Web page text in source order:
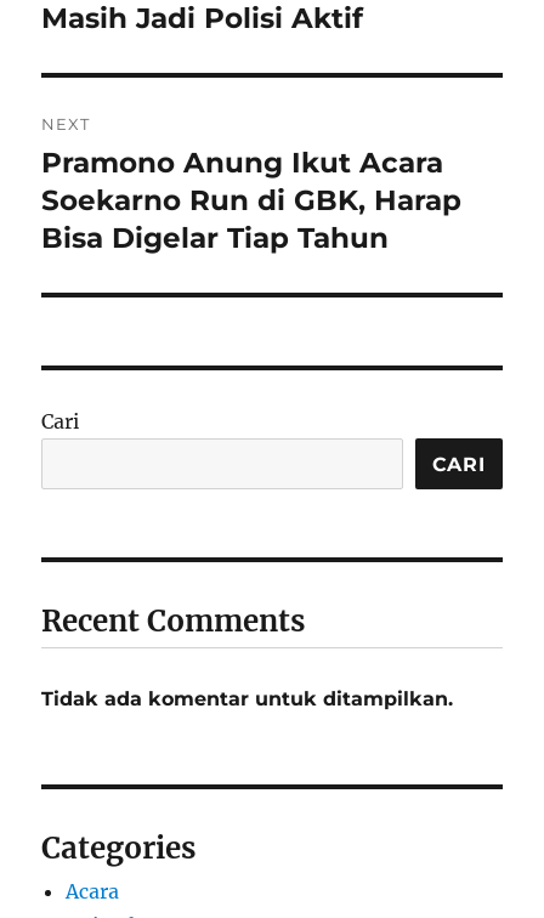
Masih Jadi Polisi Aktif
NEXT
Next
post:
Pramono Anung Ikut Acara
Soekarno Run di GBK, Harap
Bisa Digelar Tiap Tahun
Cari
CARI
Recent Comments
Tidak ada komentar untuk ditampilkan.
Categories
Acara